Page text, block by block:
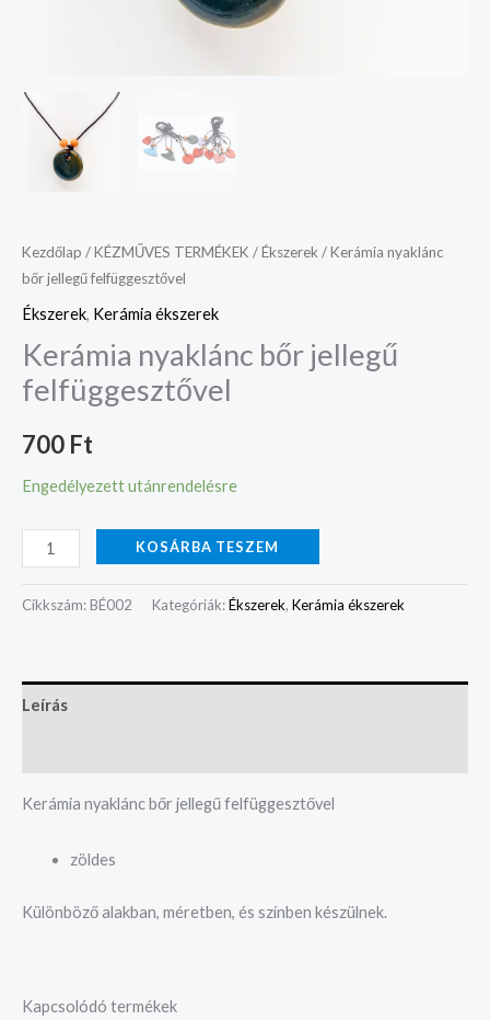
Kezdőlap /KÉZMŰVES TERMÉKEK /Ékszerek/ Kerámia nyaklánc
bőr jellegű felfüggesztővel
Ékszerek, Kerámia ékszerek
Kerámia nyaklánc bőr jellegű
felfüggesztővel
700 Ft
Engedélyezett utánrendelésre
KOSÁRBA TESZEM
Cikkszám: BÉ002 Kategóriák:Ékszerek, Kerámia ékszerek
Leírás
Kerámia nyaklánc bőr jellegű felfüggesztővel
zöldes
Különböző alakban, méretben, és színben készülnek.
Kapcsolódó termékek